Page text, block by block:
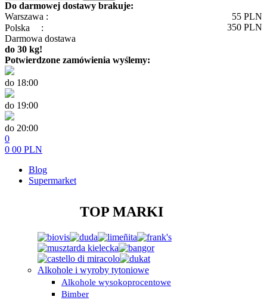
Do darmowej dostawy brakuje:
Warszawa :
55 PLN
Polska
: 350 PLN
Darmowa dostawa
do 30 kg!
Potwierdzone zamówienia wyślemy:
do 18:00
do 19:00
do 20:00
0
0 00 PLN
Blog
Supermarket
TOP MARKI
Alkohole i wyroby tytoniowe
Alkohole wysokoprocentowe
Bimber